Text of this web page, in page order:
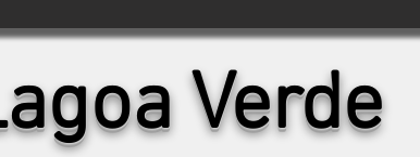
Verde